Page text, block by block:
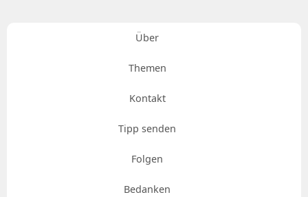
Über
Themen
Kontakt
Tipp senden
Folgen
Bedanken